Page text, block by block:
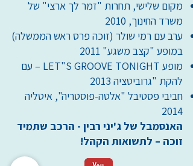
מקום שלישי, תחרות "זמר לך ארצי" של
משרד החינוך, 2010
ערב עם רמי שולר (זוכה פרס ראש הממשלה)
במופע "קצב משגע" 2011
מופע LET"S GROOVE TONIGHT – עם
להקת "גרוביטציה 2013
חביבי פסטיבל "אלטה-פוסטריה", איטליה
2014
האנסמבל של ג'יני רבין - הרכב שתמיד
זוכה – לתשואות הקהל!